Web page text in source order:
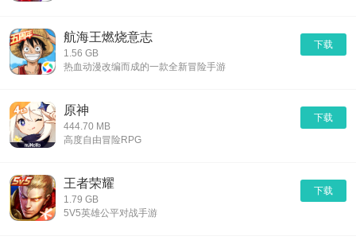
航海王燃烧意志
1.56 GB
下载
热血动漫改编而成的一款全新冒险手游
原神
444.70 MB
下载
高度自由冒险RPG
王者荣耀
1.79 GB
下载
5V5英雄公平对战手游